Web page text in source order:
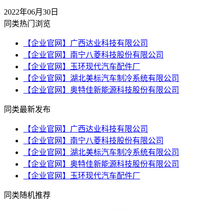
2022年06月30日
同类热门浏览
【企业官网】广西达业科技有限公司
【企业官网】南宁八菱科技股份有限公司
【企业官网】玉环现代汽车配件厂
【企业官网】湖北美标汽车制冷系统有限公司
【企业官网】奥特佳新能源科技股份有限公司
同类最新发布
【企业官网】广西达业科技有限公司
【企业官网】南宁八菱科技股份有限公司
【企业官网】湖北美标汽车制冷系统有限公司
【企业官网】奥特佳新能源科技股份有限公司
【企业官网】玉环现代汽车配件厂
同类随机推荐